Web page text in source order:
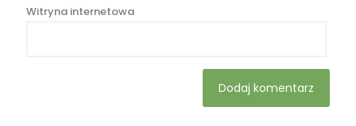
Witryna internetowa